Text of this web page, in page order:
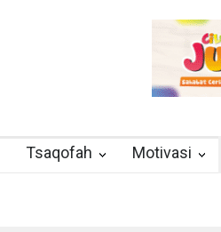
Tsaqofah Motivasi